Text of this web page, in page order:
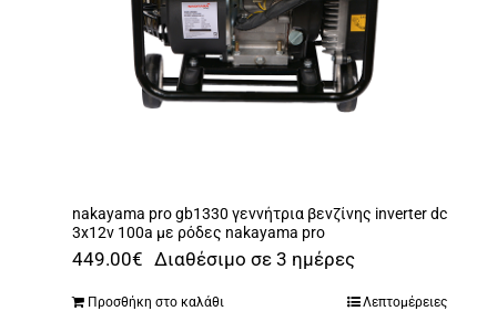
nakayama pro gb1330 γεννήτρια βενζίνης inverter dc
3x12v 100a με ρόδες nakayama pro
449.00€ Διαθέσιμο σε 3 ημέρες
Προσθήκη στο καλάθι Λεπτομέρειες